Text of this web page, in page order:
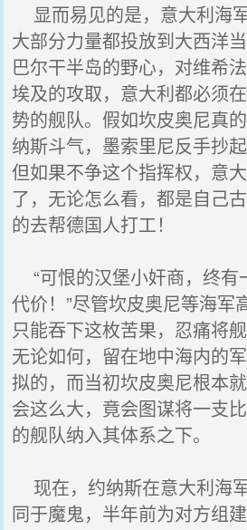
显而易见的是，意大利海
大部分力量都投放到大西洋
巴尔干半岛的野心，对维希
埃及的攻取，意大利都必须
势的舰队。假如坎皮奥尼真
纳斯斗气，墨索里尼反手抄
但如果不争这个指挥权，意
了，无论怎么看，都是自己
的去帮德国人打工！
“可恨的汉堡小奸商，终有
代价！”尽管坎皮奥尼等海军
只能吞下这枚苦果，忍痛将
无论如何，留在地中海内的
拟的，而当初坎皮奥尼根本
会这么大，竟会图谋将一支
的舰队纳入其体系之下。
现在，约纳斯在意大利海
同于魔鬼，半年前为对方组